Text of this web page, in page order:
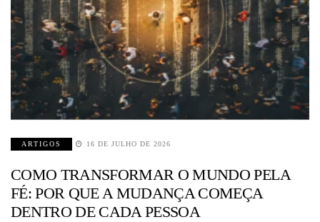
ARTIGOS 16 DE JULHO DE 2026
COMO TRANSFORMAR O MUNDO PELA
FÉ: POR QUE A MUDANÇA COMEÇA
DENTRO DE CADA PESSOA